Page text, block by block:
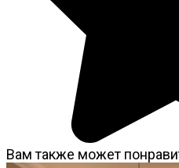
Вам также может